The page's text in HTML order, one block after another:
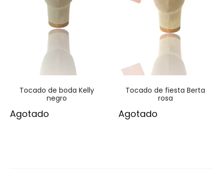
Tocado de boda Kelly
negro
Agotado
Tocado de fiesta Berta
rosa
Agotado